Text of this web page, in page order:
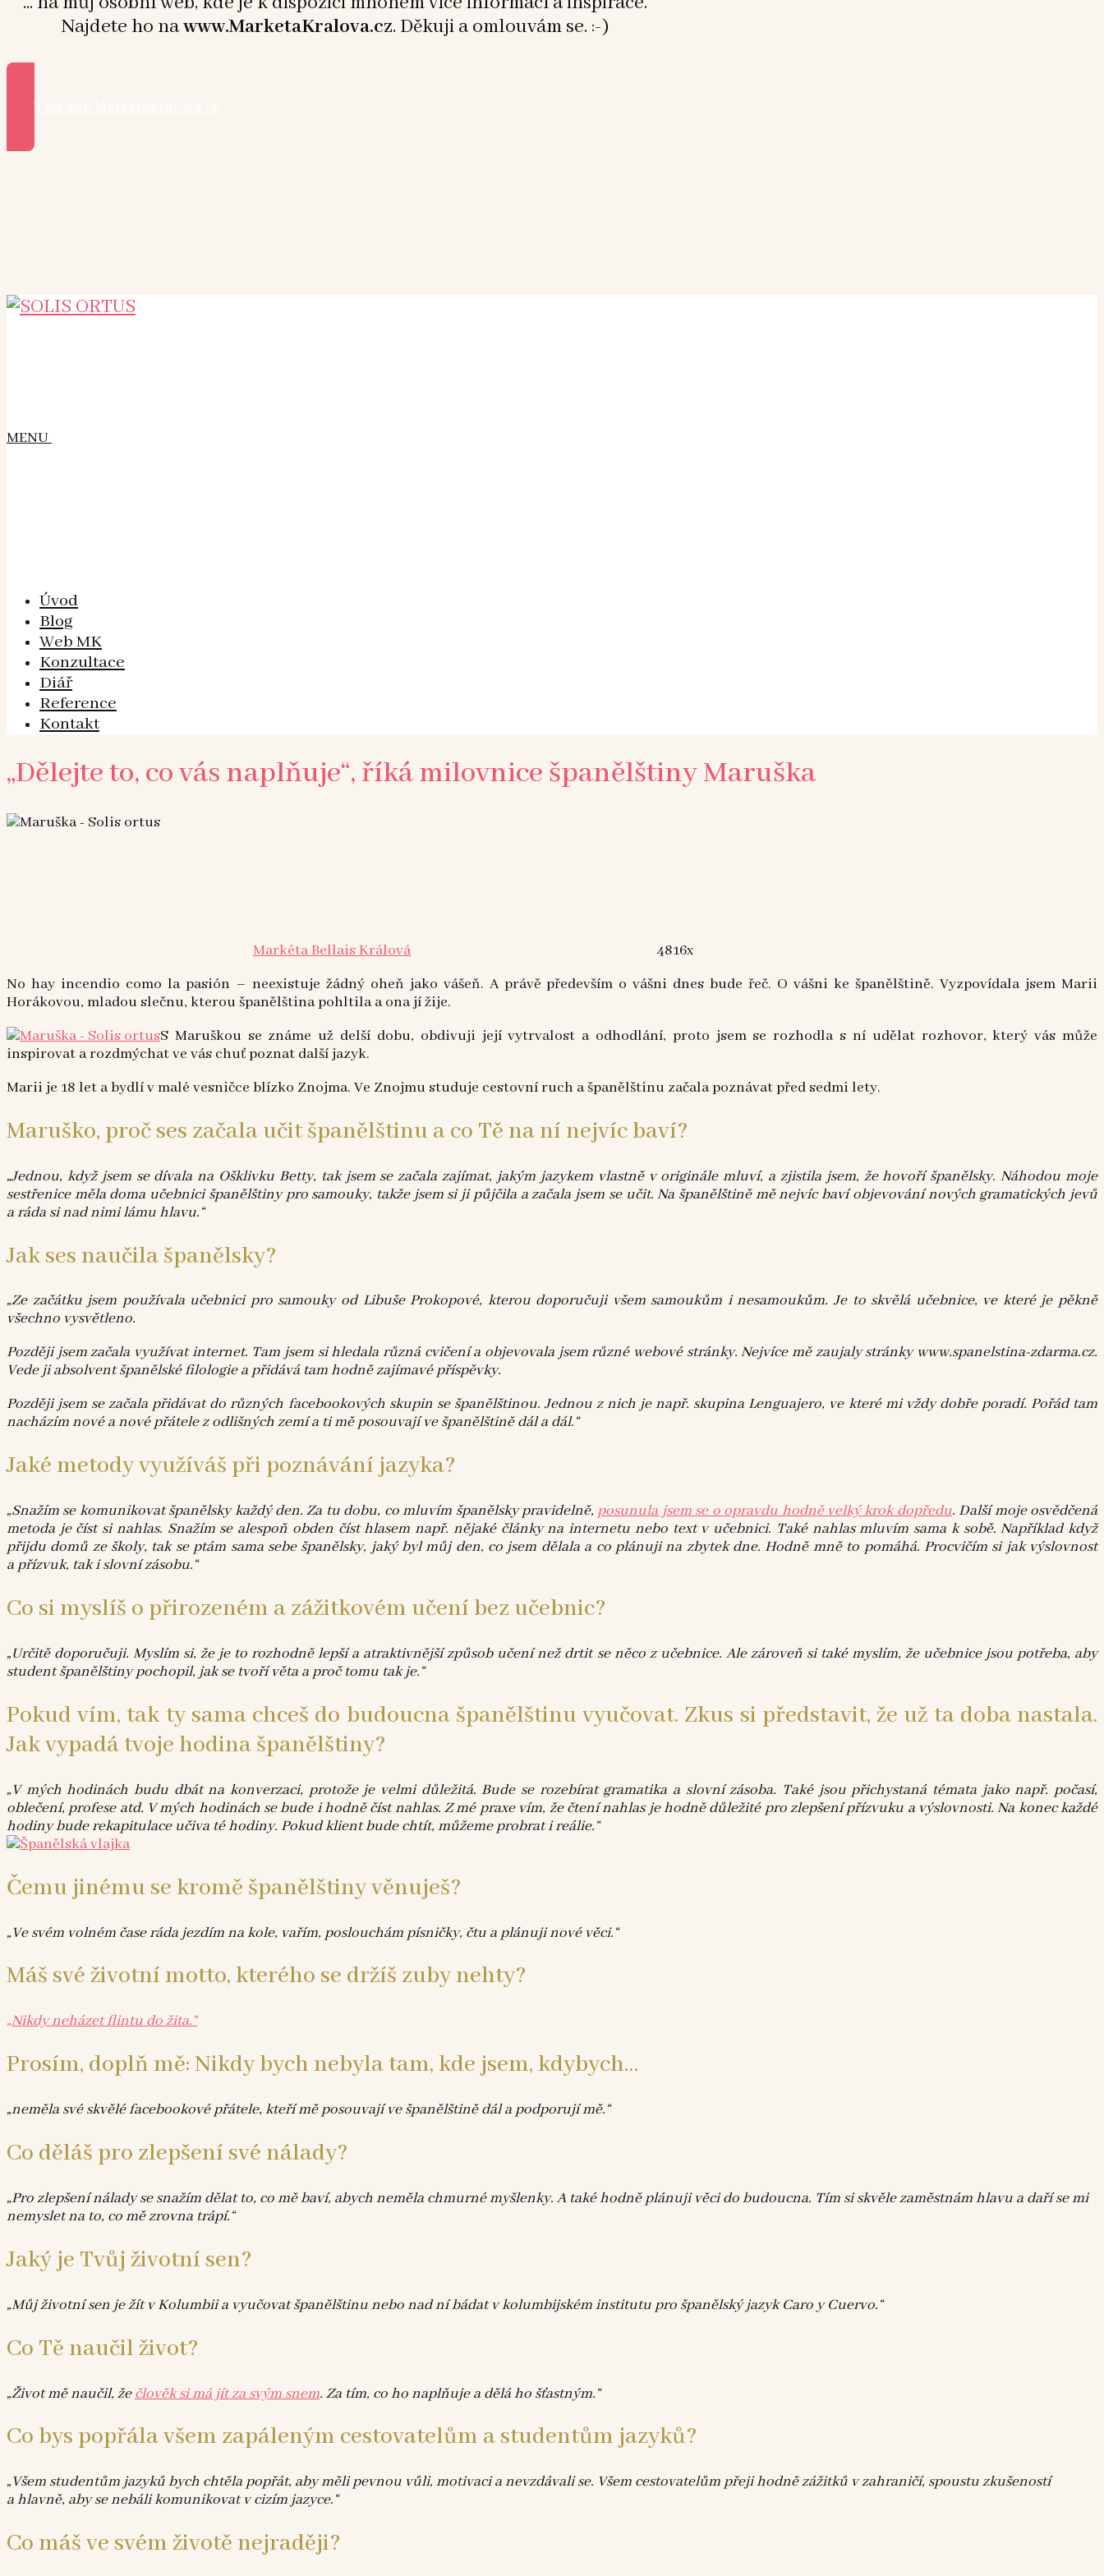
Najdete ho nawww.MarketaKralova.cz. Děkuji a omlouvám se. :-)
Přejít na web MarketaKralova.cz
MENU
Úvod
Blog
Web MK
Konzultace
Diář
Reference
Kontakt
„Dělejte to, co vás naplňuje“, říká milovnice španělštiny Maruška
Markéta Bellais Králová
4816x
No hay incendio como la pasión – neexistuje žádný oheň jako vášeň. A právě především o vášni dnes bude řeč. O vášni ke španělštině. Vyzpovídala jsem Marii
Horákovou, mladou slečnu, kterou španělština pohltila a ona jí žije.
S Maruškou se známe už delší dobu, obdivuji její vytrvalost a odhodlání, proto jsem se rozhodla s ní udělat rozhovor, který vás může
inspirovat a rozdmýchat ve vás chuť poznat další jazyk.
Marii je 18 let a bydlí v malé vesničce blízko Znojma. Ve Znojmu studuje cestovní ruch a španělštinu začala poznávat před sedmi lety.
Maruško, proč ses začala učit španělštinu a co Tě na ní nejvíc baví?
„Jednou, když jsem se dívala na Ošklivku Betty, tak jsem se začala zajímat, jakým jazykem vlastně v originále mluví, a zjistila jsem, že hovoří španělsky. Náhodou moje
sestřenice měla doma učebnici španělštiny pro samouky, takže jsem si ji půjčila a začala jsem se učit. Na španělštině mě nejvíc baví objevování nových gramatických jevů
a ráda si nad nimi lámu hlavu.“
Jak ses naučila španělsky?
„Ze začátku jsem používala učebnici pro samouky od Libuše Prokopové, kterou doporučuji všem samoukům i nesamoukům. Je to skvělá učebnice, ve které je pěkně
všechno vysvětleno.
Později jsem začala využívat internet. Tam jsem si hledala různá cvičení a objevovala jsem různé webové stránky.Nejvíce mě zaujaly stránky www.spanelstina-zdarma.cz.
Vede ji absolvent španělské filologie a přidává tam hodně zajímavé příspěvky.
Později jsem se začala přidávat do různých facebookových skupin se španělštinou. Jednou z nich je např. skupina Lenguajero, ve které mi vždy dobře poradí. Pořád tam
nacházím nové a nové přátele z odlišných zemí a ti mě posouvají ve španělštině dál a dál.“
Jaké metody využíváš při poznávání jazyka?
„Snažím se komunikovat španělsky každý den. Za tu dobu, co mluvím španělsky pravidelně, posunula jsem se o opravdu hodně velký krok dopředu. Další moje osvědčená
metoda je číst si nahlas. Snažím se alespoň obden číst hlasem např. nějaké články na internetu nebo text v učebnici. Také nahlas mluvím sama k sobě. Například když
přijdu domů ze školy, tak se ptám sama sebe španělsky, jaký byl můj den, co jsem dělala a co plánuji na zbytek dne. Hodně mně to pomáhá. Procvičím si jak výslovnost
a přízvuk, tak i slovní zásobu.“
Co si myslíš o přirozeném a zážitkovém učení bez učebnic?
„Určitě doporučuji. Myslím si, že je to rozhodně lepší a atraktivnější způsob učení než drtit se něco z učebnice. Ale zároveň si také myslím, že učebnice jsou potřeba, aby
student španělštiny pochopil, jak se tvoří věta a proč tomu tak je.“
Pokud vím, tak ty sama chceš do budoucna španělštinu vyučovat. Zkus si představit, že už ta doba nastala.
Jak vypadá tvoje hodina španělštiny?
„V mých hodinách budu dbát na konverzaci, protože je velmi důležitá. Bude se rozebírat gramatika a slovní zásoba. Také jsou přichystaná témata jako např. počasí,
oblečení, profese atd. V mých hodinách se bude i hodně číst nahlas. Z mé praxe vím, že čtení nahlas je hodně důležité pro zlepšení přízvuku a výslovnosti. Na konec každé
hodiny bude rekapitulace učiva té hodiny. Pokud klient bude chtít, můžeme probrat i reálie.“
Čemu jinému se kromě španělštiny věnuješ?
„Ve svém volném čase ráda jezdím na kole, vařím, poslouchám písničky, čtu a plánuji nové věci.“
Máš své životní motto, kterého se držíš zuby nehty?
„Nikdy neházet flintu do žita.“
Prosím, doplň mě: Nikdy bych nebyla tam, kde jsem, kdybych…
„neměla své skvělé facebookové přátele, kteří mě posouvají ve španělštině dál a podporují mě.“
Co děláš pro zlepšení své nálady?
„Pro zlepšení nálady se snažím dělat to, co mě baví, abych neměla chmurné myšlenky. A také hodně plánuji věci do budoucna. Tím si skvěle zaměstnám hlavu a daří se mi
nemyslet na to, co mě zrovna trápí.“
Jaký je Tvůj životní sen?
„Můj životní sen je žít v Kolumbii a vyučovat španělštinu nebo nad ní bádat v kolumbijském institutu pro španělský jazyk Caro y Cuervo.“
Co Tě naučil život?
„Život mě naučil, žečlověk si má jít za svým snem. Za tím, co ho naplňuje a dělá ho šťastným.“
Co bys popřála všem zapáleným cestovatelům a studentům jazyků?
„Všem studentům jazyků bych chtěla popřát, aby měli pevnou vůli, motivaci a nevzdávali se. Všem cestovatelům přeji hodně zážitků v zahraničí, spoustu zkušeností
a hlavně, aby se nebáli komunikovat v cizím jazyce.“
Co máš ve svém životě nejraději?